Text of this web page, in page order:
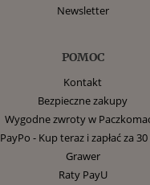
Newsletter
POMOC
Kontakt
Bezpieczne zakupy
Wygodne zwroty w
PayPo - Kup teraz i zapłać za
Grawer
Raty PayU